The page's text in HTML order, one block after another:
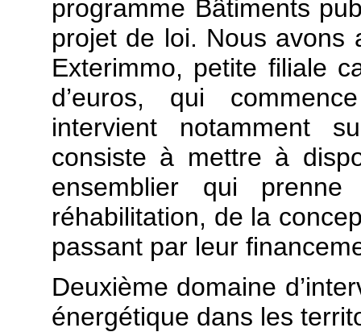
programme Bâtiments
projet de loi. Nous avons
Exterimmo, petite filiale
d’euros, qui
intervient notamment
consiste à mettre à
ensemblier qui
réhabilitation, de la
passant par leur
Deuxième domaine
énergétique dans les